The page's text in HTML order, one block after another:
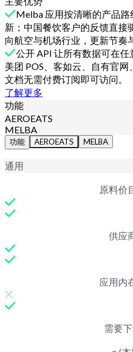
Melba 应用按清晰的产品
新；中国餐饮客户的反馈直接
向航空与机场行业，更新节奏
公开 API 让所有数据可在任
美团 POS、客如云、自有官
文档无需付费订阅即可访问。
了解更多
功能
AEROEATS
MELBA
功能 AEROEATS MELBA
通用
原料价
供应
应用内
需要